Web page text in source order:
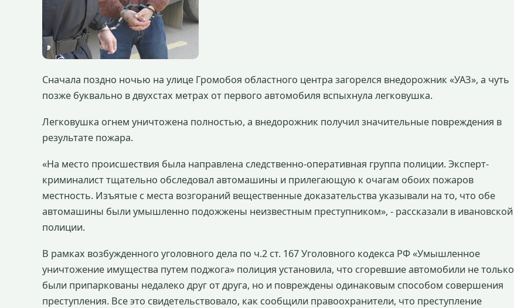
Сначала поздно ночью на улице Громобоя областного центра загорелся внедорожник «УАЗ», а чуть
позже буквально в двухстах метрах от первого автомобиля вспыхнула легковушка.
Легковушка огнем уничтожена полностью, а внедорожник получил значительные повреждения в
результате пожара.
«На место происшествия была направлена следственно-оперативная группа полиции. Эксперт-
криминалист тщательно обследовал автомашины и прилегающую к очагам обоих пожаров
местность. Изъятые с места возгораний вещественные доказательства указывали на то, что обе
автомашины были умышленно подожжены неизвестным преступником», - рассказали в ивановской
полиции.
В рамках возбужденного уголовного дела по ч.2 ст. 167 Уголовного кодекса РФ «Умышленное
уничтожение имущества путем поджога» полиция установила, что сгоревшие автомобили не только
были припаркованы недалеко друг от друга, но и повреждены одинаковым способом совершения
преступления. Все это свидетельствовало, как сообщили правоохранители, что преступление